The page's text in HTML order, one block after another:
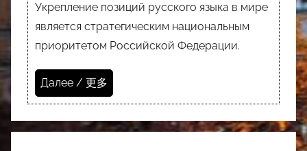
Укрепление позиций русского языка в мире
является стратегическим национальным
приоритетом Российской Федерации.
Далее / 更多